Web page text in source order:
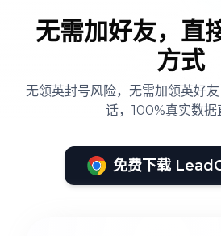
无需加好友，直
方式
无领英封号风险，无需加领英好
话，100%真实数据
免费下载